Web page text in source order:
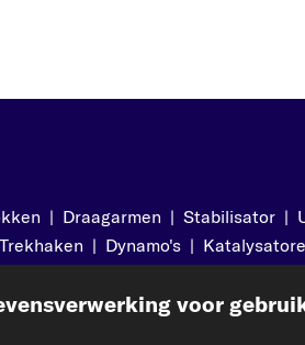
| Draagarmen | Stabilisator |
Trekhaken | Dynamo's |
voor